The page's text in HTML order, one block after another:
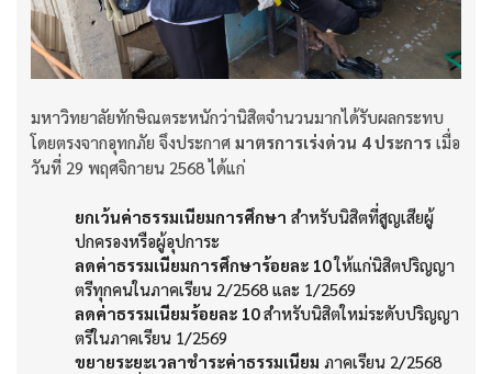
มหาวิทยาลัยทักษิณตระหนักว่านิสิตจำนวนมากได้รับผลกระทบ
โดยตรงจากอุทกภัย จึงประกาศ มาตรการเร่งด่วน 4 ประการ เมื่อ
วันที่ 29 พฤศจิกายน 2568 ได้แก่
ยกเว้นค่าธรรมเนียมการศึกษา สำหรับนิสิตที่สูญเสียผู้
ปกครองหรือผู้อุปการะ
ลดค่าธรรมเนียมการศึกษาร้อยละ 10ให้แก่นิสิตปริญญา
ตรีทุกคนในภาคเรียน 2/2568 และ 1/2569
ลดค่าธรรมเนียมร้อยละ 10สำหรับนิสิตใหม่ระดับปริญญา
ตรีในภาคเรียน 1/2569
ขยายระยะเวลาชำระค่าธรรมเนียม ภาคเรียน 2/2568